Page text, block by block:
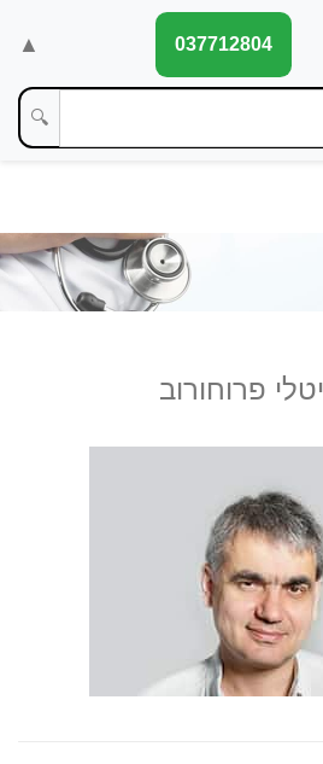
▲
🔍
פרוחורוב